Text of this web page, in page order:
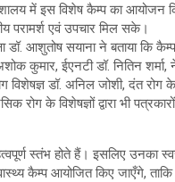
में इस विशेष कैम्प का आयोजन
परामर्श एवं उपचार मिल सके।
डॉ. आशुतोष सयाना ने बताया कि
कुमार, ईएनटी डॉ. नितिन शर्मा,
विशेषज्ञ डॉ. अनिल जोशी, दंत रोग
रोग के विशेषज्ञों द्वारा भी
स्तंभ होते हैं। इसलिए उनका
कैम्प आयोजित किए जाएँगे, ताकि